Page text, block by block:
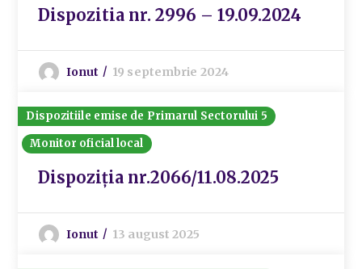
Dispozitia nr. 2996 – 19.09.2024
Ionut 19 septembrie 2024
Dispozitiile emise de Primarul Sectorului 5
Monitor oficial local
Dispoziția nr.2066/11.08.2025
Ionut 13 august 2025